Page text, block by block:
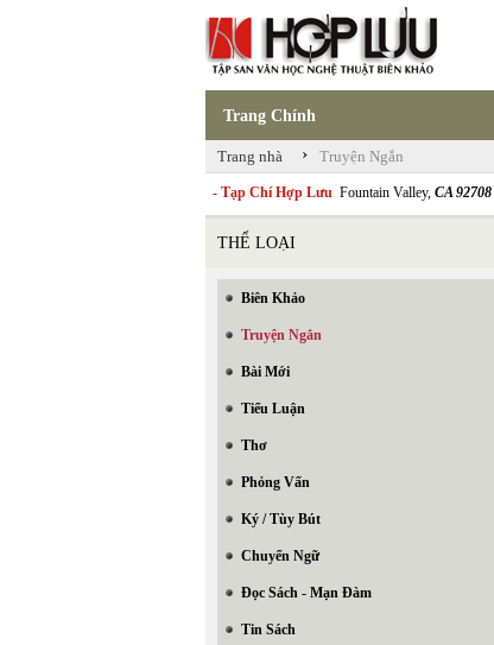
Trang Chính
Trang nhà › Truyện Ngắn
- Tạp Chí Hợp Lưu Fountain Valley, CA 92708
THỂ LOẠI
Biên Khảo
Truyện Ngắn
Bài Mới
Tiểu Luận
Thơ
Phỏng Vấn
Ký / Tùy Bút
Chuyển Ngữ
Đọc Sách - Mạn Đàm
Tin Sách